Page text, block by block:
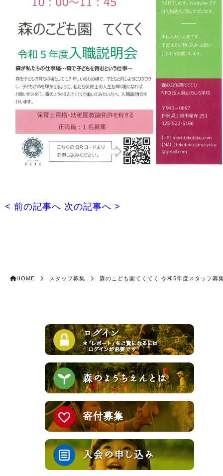
< 前の記事へ 次の記事へ >
HOME スタッフ募集 森のこども園てくてく 令和5年度スタッフ募